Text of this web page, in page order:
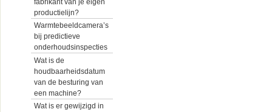
fabrikant van je eigen
productielijn?
Warmtebeeldcamera’s
bij predictieve
onderhoudsinspecties
Wat is de
houdbaarheidsdatum
van de besturing van
een machine?
Wat is er gewijzigd in